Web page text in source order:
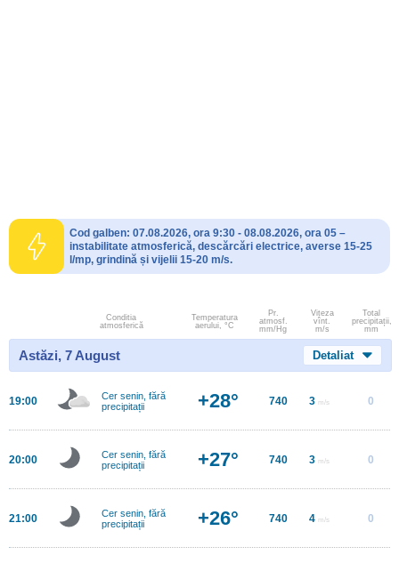
Cod galben: 07.08.2026, ora 9:30 - 08.08.2026, ora 05 –
instabilitate atmosferică, descărcări electrice, averse 15-25
l/mp, grindină și vijelii 15-20 m/s.
Conditia
atmosferică
Temperatura
aerului, °C
Pr.
atmosf.
mm/Hg
Viteza
vînt.
m/s
Total
precipitații,
mm
Astăzi, 7 August Detaliat
19:00
Cer senin, fără
precipitații
+28° 740 3 m/s 0
20:00
Cer senin, fără
precipitații
+27° 740 3 m/s 0
21:00
Cer senin, fără
precipitații
+26° 740 4 m/s 0